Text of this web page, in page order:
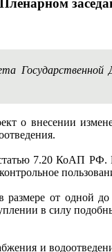
о внесении
7.20 КоАП
размере от
в силу
и